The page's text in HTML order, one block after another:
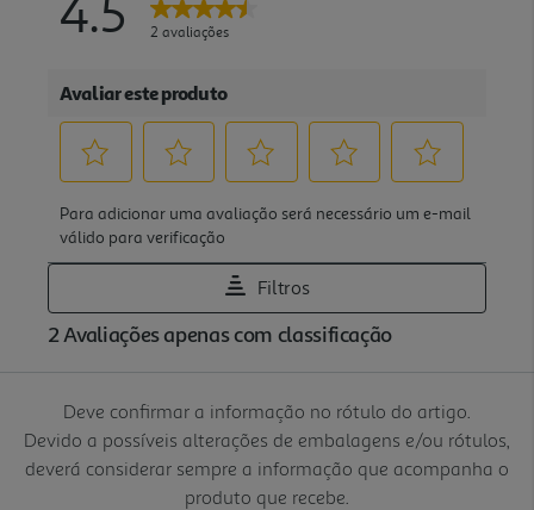
Deve confirmar a informação no rótulo do artigo.
Devido a possíveis alterações de embalagens e/ou rótulos,
deverá considerar sempre a informação que acompanha o
produto que recebe.